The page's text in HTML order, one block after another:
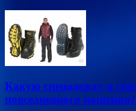
Какую спецодежду и
повседневного